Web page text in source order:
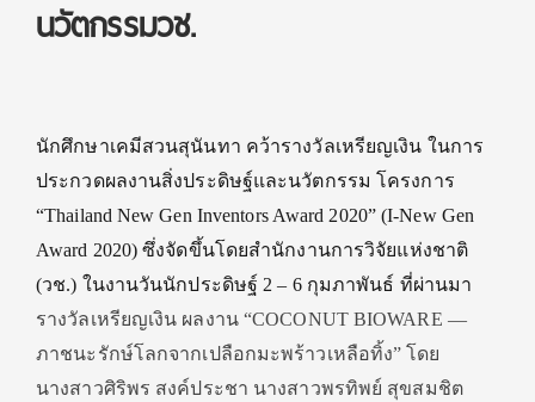
นวัตกรรมวช.
นักศึกษาเคมีสวนสุนันทา คว้ารางวัลเหรียญเงิน ในการ
ประกวดผลงานสิ่งประดิษฐ์และนวัตกรรม โครงการ
“Thailand New Gen Inventors Award 2020” (I-New Gen
Award 2020) ซึ่งจัดขึ้นโดยสำนักงานการวิจัยแห่งชาติ
(วช.) ในงานวันนักประดิษฐ์ 2 – 6 กุมภาพันธ์ ที่ผ่านมา
รางวัลเหรียญเงิน ผลงาน “COCONUT BIOWARE —
ภาชนะรักษ์โลกจากเปลือกมะพร้าวเหลือทิ้ง” โดย
นางสาวศิริพร สงค์ประชา นางสาวพรทิพย์ สุขสมชิต